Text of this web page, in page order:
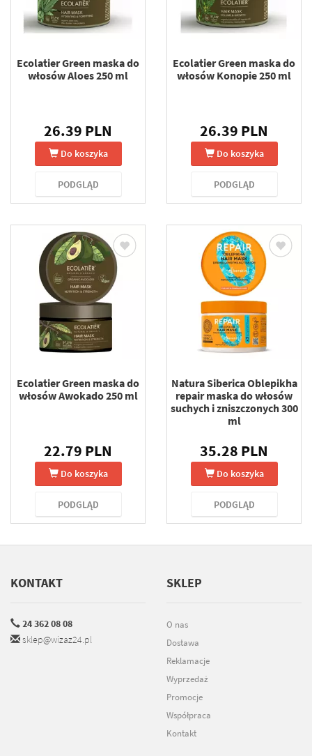
Ecolatier Green maska do
włosów Aloes 250 ml
26.39 PLN
Do koszyka
PODGLĄD
Ecolatier Green maska do
włosów Konopie 250 ml
26.39 PLN
Do koszyka
PODGLĄD
Ecolatier Green maska do
włosów Awokado 250 ml
22.79 PLN
Do koszyka
PODGLĄD
Natura Siberica Oblepikha
repair maska do włosów
suchych i zniszczonych 300
ml
35.28 PLN
Do koszyka
PODGLĄD
KONTAKT
24 362 08 08
sklep@wizaz24.pl
SKLEP
O nas
Dostawa
Reklamacje
Wyprzedaż
Promocje
Współpraca
Kontakt